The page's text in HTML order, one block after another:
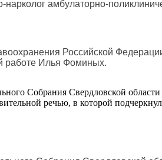
амбулаторно-
Российской
работе Илья Фоминых.
Собрания Свердловской
речью, в которой